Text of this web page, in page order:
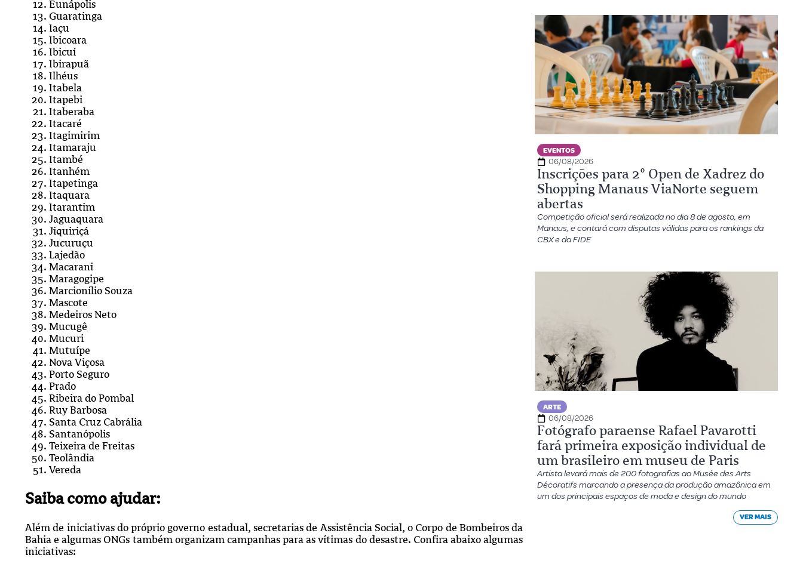
Eunápolis
Guaratinga
Iaçu
Ibicoara
Ibicuí
Ibirapuã
Ilhéus
Itabela
Itapebi
Itaberaba
Itacaré
Itagimirim
Itamaraju
Itambé
Itanhém
Itapetinga
Itaquara
Itarantim
Jaguaquara
Jiquiriçá
Jucuruçu
Lajedão
Macarani
Maragogipe
Marcionílio Souza
Mascote
Medeiros Neto
Mucugê
Mucuri
Mutuípe
Nova Viçosa
Porto Seguro
Prado
Ribeira do Pombal
Ruy Barbosa
Santa Cruz Cabrália
Santanópolis
Teixeira de Freitas
Teolândia
Vereda
Saiba como ajudar:
Além de iniciativas do próprio governo estadual, secretarias de Assistência Social, o Corpo de Bombeiros da
Bahia e algumas ONGs também organizam campanhas para as vítimas do desastre. Confira abaixo algumas
iniciativas:
EVENTOS
06/08/2026
Inscrições para 2º Open de Xadrez do
Shopping Manaus ViaNorte seguem
abertas
Competição oficial será realizada no dia 8 de agosto, em
Manaus, e contará com disputas válidas para os rankings da
CBX e da FIDE
ARTE
06/08/2026
Fotógrafo paraense Rafael Pavarotti
fará primeira exposição individual de
um brasileiro em museu de Paris
Artista levará mais de 200 fotografias ao Musée des Arts
Décoratifs marcando a presença da produção amazônica em
um dos principais espaços de moda e design do mundo
VER MAIS